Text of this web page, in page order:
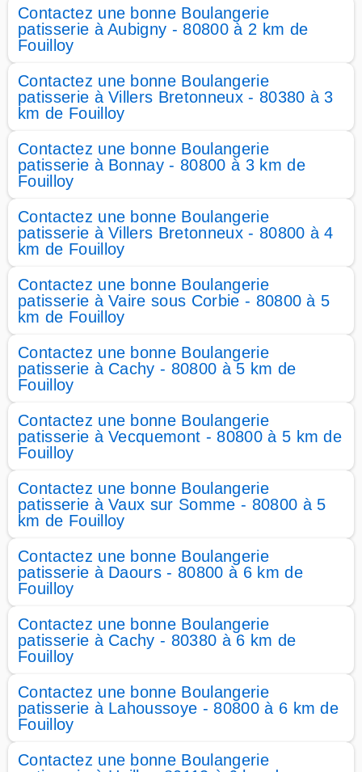
Contactez une bonne Boulangerie
patisserie à Aubigny - 80800 à 2 km de
Fouilloy
Contactez une bonne Boulangerie
patisserie à Villers Bretonneux - 80380 à 3
km de Fouilloy
Contactez une bonne Boulangerie
patisserie à Bonnay - 80800 à 3 km de
Fouilloy
Contactez une bonne Boulangerie
patisserie à Villers Bretonneux - 80800 à 4
km de Fouilloy
Contactez une bonne Boulangerie
patisserie à Vaire sous Corbie - 80800 à 5
km de Fouilloy
Contactez une bonne Boulangerie
patisserie à Cachy - 80800 à 5 km de
Fouilloy
Contactez une bonne Boulangerie
patisserie à Vecquemont - 80800 à 5 km de
Fouilloy
Contactez une bonne Boulangerie
patisserie à Vaux sur Somme - 80800 à 5
km de Fouilloy
Contactez une bonne Boulangerie
patisserie à Daours - 80800 à 6 km de
Fouilloy
Contactez une bonne Boulangerie
patisserie à Cachy - 80380 à 6 km de
Fouilloy
Contactez une bonne Boulangerie
patisserie à Lahoussoye - 80800 à 6 km de
Fouilloy
Contactez une bonne Boulangerie